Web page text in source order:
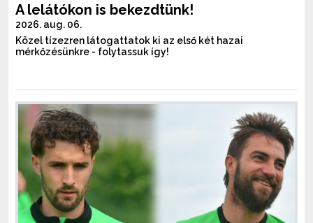
A lelátókon is bekezdtünk!
2026. aug. 06.
Közel tízezren látogattatok ki az első két hazai
mérkőzésünkre - folytassuk így!